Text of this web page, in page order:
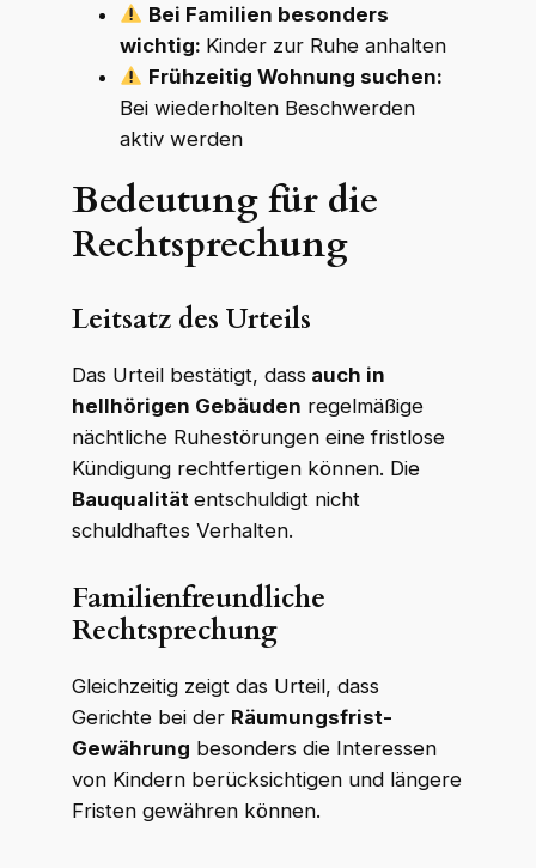
Bei Familien besonders
wichtig: Kinder zur Ruhe anhalten
Frühzeitig Wohnung suchen:
Bei wiederholten Beschwerden
aktiv werden
Bedeutung für die
Rechtsprechung
Leitsatz des Urteils
Das Urteil bestätigt, dassauch in
hellhörigen Gebäuden regelmäßige
nächtliche Ruhestörungen eine fristlose
Kündigung rechtfertigen können. Die
Bauqualität entschuldigt nicht
schuldhaftes Verhalten.
Familienfreundliche
Rechtsprechung
Gleichzeitig zeigt das Urteil, dass
Gerichte bei der Räumungsfrist-
Gewährung besonders die Interessen
von Kindern berücksichtigen und längere
Fristen gewähren können.